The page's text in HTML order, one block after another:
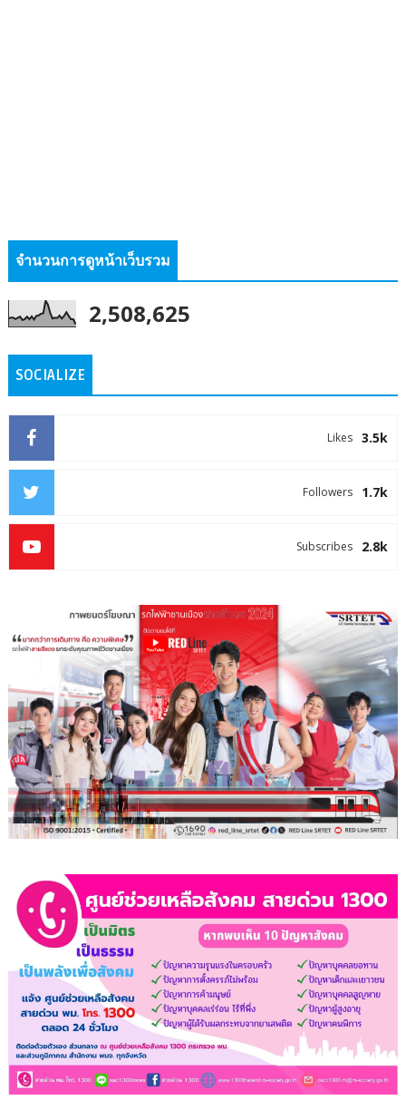
จำนวนการดูหน้าเว็บรวม
2,508,625
SOCIALIZE
3.5k
Likes
1.7k
Followers
2.8k
Subscribes